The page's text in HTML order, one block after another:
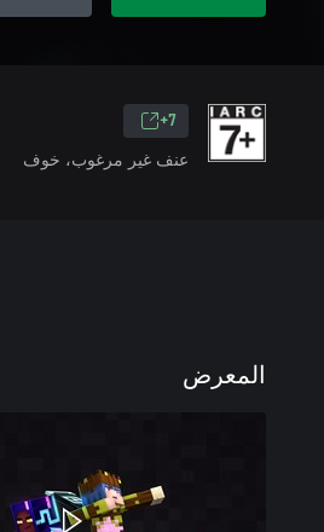
7+
عنف غير مرغوب، خوف
المعرض